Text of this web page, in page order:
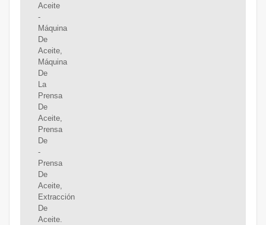
Aceite
-
Máquina
De
Aceite,
Máquina
De
La
Prensa
De
Aceite,
Prensa
De
-
Prensa
De
Aceite,
Extracción
De
Aceite.